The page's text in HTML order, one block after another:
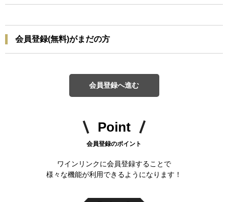
会員登録(無料)がまだの方
会員登録へ進む
Point
会員登録のポイント
ワインリンクに会員登録することで
様々な機能が利用できるようになります！